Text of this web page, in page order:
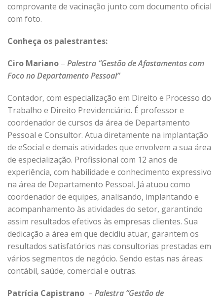
comprovante de vacinação junto com documento oficial
com foto.
Conheça os palestrantes:
Ciro Mariano – Palestra “Gestão de Afastamentos com
Foco no Departamento Pessoal”
Contador, com especialização em Direito e Processo do
Trabalho e Direito Previdenciário. É professor e
coordenador de cursos da área de Departamento
Pessoal e Consultor. Atua diretamente na implantação
de eSocial e demais atividades que envolvem a sua área
de especialização. Profissional com 12 anos de
experiência, com habilidade e conhecimento expressivo
na área de Departamento Pessoal. Já atuou como
coordenador de equipes, analisando, implantando e
acompanhamento às atividades do setor, garantindo
assim resultados efetivos às empresas clientes. Sua
dedicação a área em que decidiu atuar, garantem os
resultados satisfatórios nas consultorias prestadas em
vários segmentos de negócio. Sendo estas nas áreas:
contábil, saúde, comercial e outras.
Patrícia Capistrano – Palestra “Gestão de